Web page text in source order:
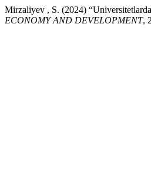
Mirzaliyev , S. (2024)
ECONOMY AND DEVELOPMENT,